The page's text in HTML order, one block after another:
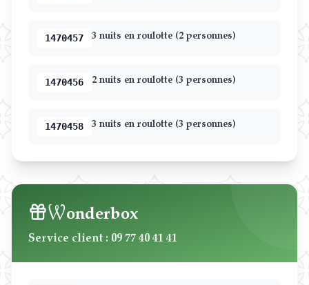
1470457 3 nuits en roulotte (2 personnes)
1470456 2 nuits en roulotte (3 personnes)
1470458 3 nuits en roulotte (3 personnes)
Wonderbox
Service client : 09 77 40 41 41